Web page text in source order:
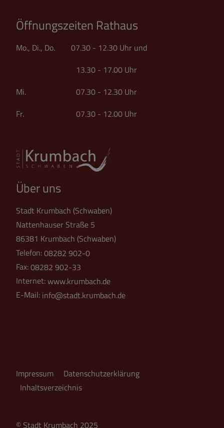
Öffnungszeiten Rathaus
Mo., Di., Do. 07.30 - 12.30 Uhr und
13.30 - 17.00 Uhr
Mi. 07.30 - 12.30 Uhr
Fr. 07.30 - 12.00 Uhr
Über uns
Stadt Krumbach (Schwaben)
Nattenhauser Straße 5
86381 Krumbach (Schwaben)
Telefon:08282 902-0
Fax:08282 902-33
Internet:www.krumbach.de
E-Mail: info@stadt.krumbach.de
Impressum
Datenschutzerklärung
Inhaltsverzeichnis
© Stadt Krumbach 2025